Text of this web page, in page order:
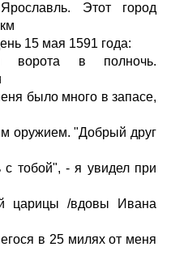
Этот город
15 мая 1591 года:
ворота в полночь.
было много в запасе,
оружием. "Добрый друг
тобой", - я увидел при
царицы /вдовы Ивана
в 25 милях от меня